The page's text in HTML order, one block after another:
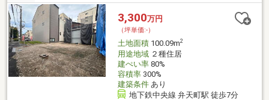
3,300万円
（坪単価:-）
土地面積100.09m2
用途地域２種住居
建ぺい率80%
容積率300%
建築条件あり
地下鉄中央線 弁天町駅 徒歩7分